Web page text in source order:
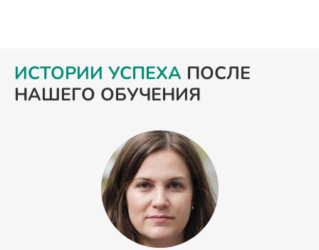
ИСТОРИИ УСПЕХА ПОСЛЕ
НАШЕГО ОБУЧЕНИЯ